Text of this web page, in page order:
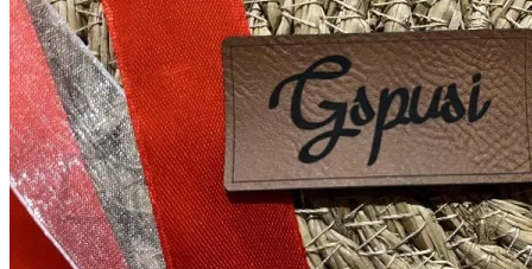
Es befinden sich keine Produkte im Warenkorb.
Zurück zum Shop
0
Warenkorb
Es befinden sich keine Produkte im Warenkorb.